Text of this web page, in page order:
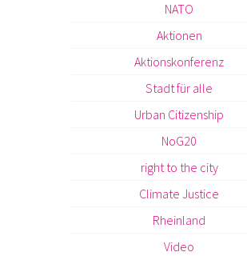
NATO
Aktionen
Aktionskonferenz
Stadt für alle
Urban Citizenship
NoG20
right to the city
Climate Justice
Rheinland
Video